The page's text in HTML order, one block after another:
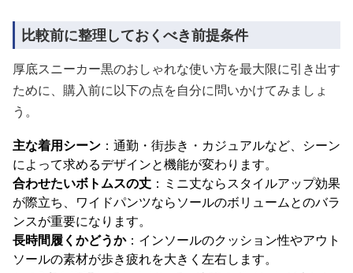
比較前に整理しておくべき前提条件
厚底スニーカー黒のおしゃれな使い方を最大限に引き出す
ために、購入前に以下の点を自分に問いかけてみましょ
う。
主な着用シーン ：通勤・街歩き・カジュアルなど、シーン
によって求めるデザインと機能が変わります。
合わせたいボトムスの丈 ：ミニ丈ならスタイルアップ効果
が際立ち、ワイドパンツならソールのボリュームとのバラ
ンスが重要になります。
長時間履くかどうか：インソールのクッション性やアウト
ソールの素材が歩き疲れを大きく左右します。